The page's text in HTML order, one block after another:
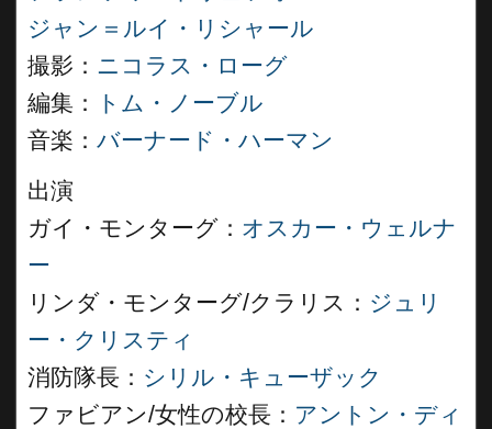
ジャン＝ルイ・リシャール
撮影： ニコラス・ローグ
編集：
トム・ノーブル
音楽： バーナード・ハーマン
出演
ガイ・モンターグ： オスカー・ウェルナ
ー
リンダ・モンターグ/クラリス： ジュリ
ー・クリスティ
消防隊長： シリル・キューザック
ファビアン/女性の校長： アントン・ディ